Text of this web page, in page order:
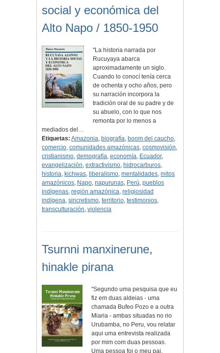
social y económica del
Alto Napo / 1850-1950
"La historia narrada por
Rucuyaya abarca
aproximadamente un siglo.
Cuando lo conocí tenía cerca
de ochenta y ocho años, pero
su narración incorpora la
tradición oral de su padre y de
su abuelo, con lo que nos
remonta por lo menos a
mediados del…
Etiquetas: Amazonia, biografía, boom del caucho,
comercio, comunidades amazónicas, cosmovisión,
cristianismo, demografía, economía, Ecuador,
evangelización, extractivismo, hidrocarburos,
historia, kichwas, liberalismo, mentalidades, mitos
amazónicos, Napo, napurunas, Perú, pueblos
indígenas, región amazónica, religiosidad
indígena, sincretismo, territorio, testimonios,
transculturación, violencia
Tsurnni manxinerune,
hinakle pirana
"Segundo uma pesquisa que eu
fiz em duas aldeias - uma
chamada Bufeo Pozo e a outra
Miaria - ambas situadas no rio
Urubamba, no Peru, vou relatar
aqui uma entrevista realizada
por mim com duas pessoas.
Uma pessoa foi o meu pai,